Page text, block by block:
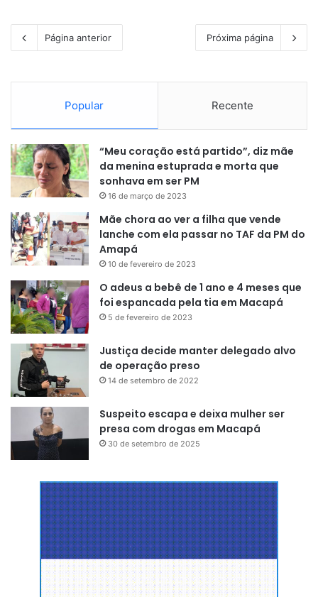
Página anterior Próxima página
Popular Recente
“Meu coração está partido”, diz mãe
da menina estuprada e morta que
sonhava em ser PM
16 de março de 2023
Mãe chora ao ver a filha que vende
lanche com ela passar no TAF da PM do
Amapá
10 de fevereiro de 2023
O adeus a bebê de 1 ano e 4 meses que
foi espancada pela tia em Macapá
5 de fevereiro de 2023
Justiça decide manter delegado alvo
de operação preso
14 de setembro de 2022
Suspeito escapa e deixa mulher ser
presa com drogas em Macapá
30 de setembro de 2025